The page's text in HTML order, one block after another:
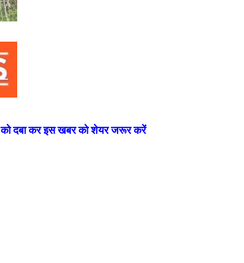
को दबा कर इस खबर को शेयर जरूर करें